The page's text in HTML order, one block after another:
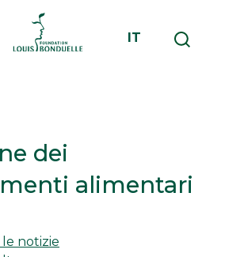
IT
dei
alimentari
notizie